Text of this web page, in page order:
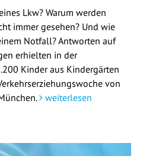
Lkw? Warum werden
immer gesehen? Und wie
Notfall? Antworten auf
erhielten in der
Kinder aus Kindergärten
von
weiterlesen